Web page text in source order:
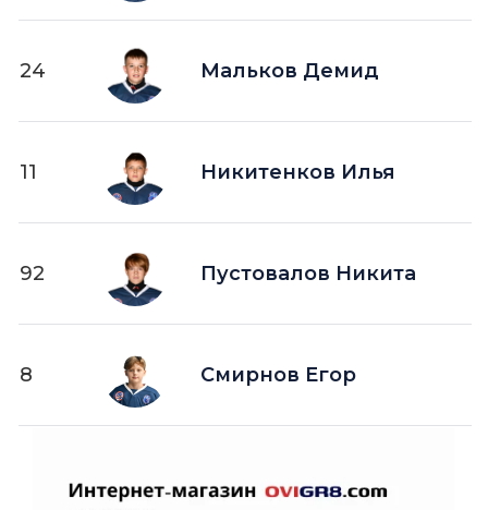
24 Мальков Демид
11 Никитенков Илья
92 Пустовалов Никита
8 Смирнов Егор